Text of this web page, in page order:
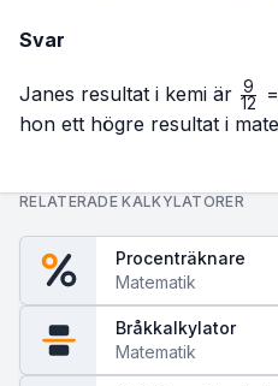
Svar
Janes resultat i kemi är
{12}
12
9 =
hon ett högre resultat i
RELATERADE KALKYLATORER
Procenträknare
Matematik
Bråkkalkylator
Matematik